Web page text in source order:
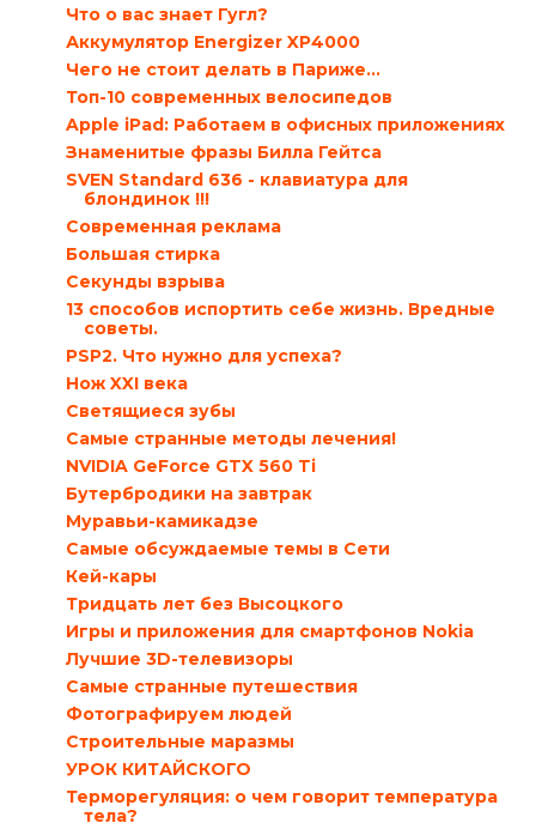
Что о вас знает Гугл?
Аккумулятор Energizer XP4000
Чего не стоит делать в Париже…
Топ-10 современных велосипедов
Apple iPad: Работаем в офисных приложениях
Знаменитые фразы Билла Гейтса
SVEN Standard 636 - клавиатура для
блондинок !!!
Современная реклама
Большая стирка
Секунды взрыва
13 способов испортить себе жизнь. Вредные
советы.
PSP2. Что нужно для успеха?
Нож XXI века
Светящиеся зубы
Самые странные методы лечения!
NVIDIA GeForce GTX 560 Ti
Бутербродики на завтрак
Муравьи-камикадзе
Самые обсуждаемые темы в Сети
Кей-кары
Тридцать лет без Высоцкого
Игры и приложения для смартфонов Nokia
Лучшие 3D-телевизоры
Самые странные путешествия
Фотографируем людей
Строительные маразмы
УРОК КИТАЙСКОГО
Терморегуляция: о чем говорит температура
тела?